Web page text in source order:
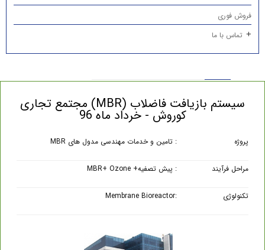
فروش فوری
تماس با ما
سیستم بازیافت فاضلاب (MBR) مجتمع تجاری
کوروش - خرداد ماه 96
پروژه : تامین و خدمات مهندسی مدول های MBR
مراحل فرآیند : پیش تصفیه+ MBR+ Ozone
تکنولوژی :Membrane Bioreactor